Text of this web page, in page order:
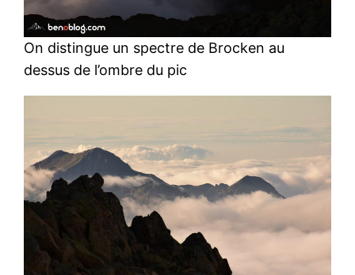
On distingue un spectre de Brocken au
dessus de l’ombre du pic